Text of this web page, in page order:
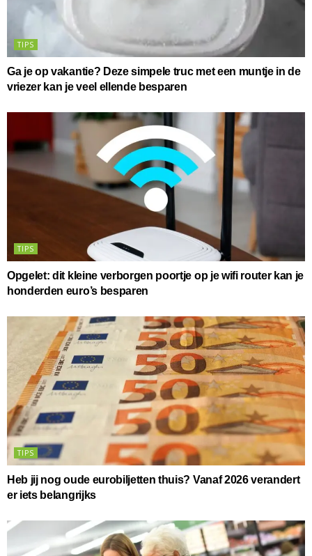
TIPS
Ga je op vakantie? Deze simpele truc met een muntje in de
vriezer kan je veel ellende besparen
TIPS
Opgelet: dit kleine verborgen poortje op je wifi router kan je
honderden euro’s besparen
TIPS
Heb jij nog oude eurobiljetten thuis? Vanaf 2026 verandert
er iets belangrijks